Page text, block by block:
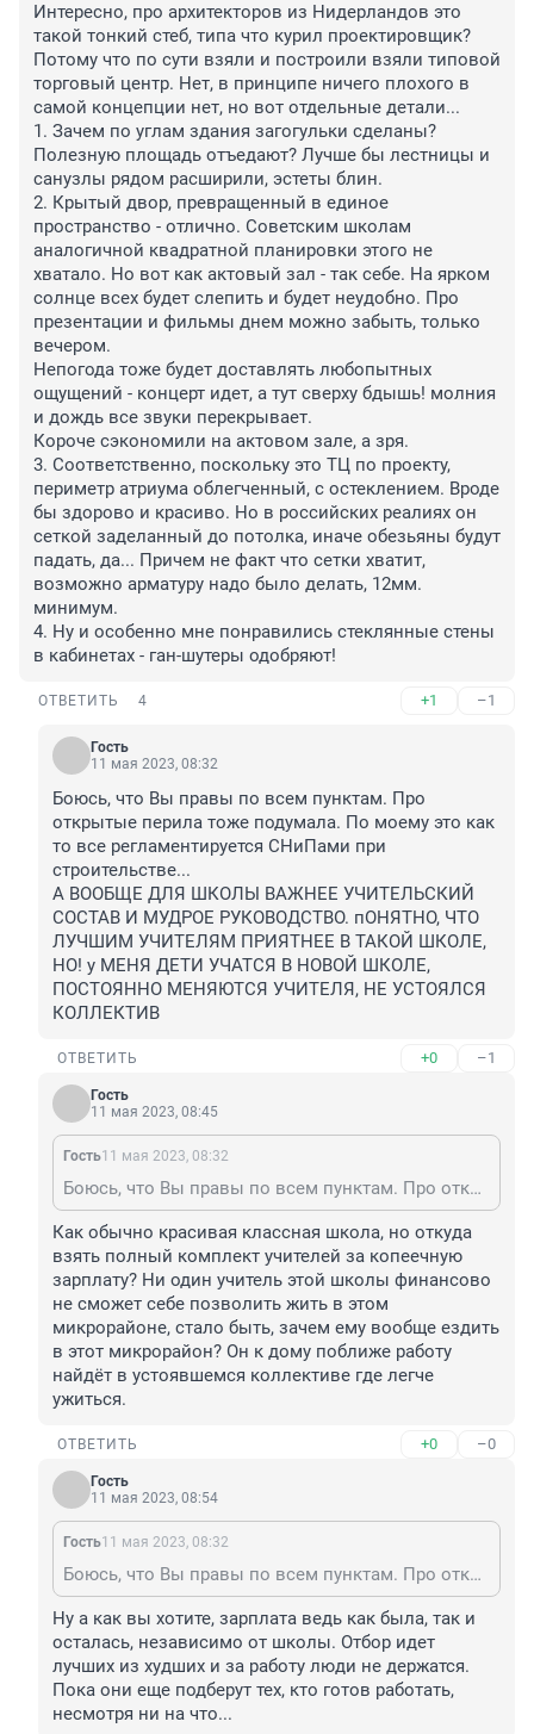
Интересно, про архитекторов из Нидерландов это
такой тонкий стеб, типа что курил проектировщик?
Потому что по сути взяли и построили взяли типовой
торговый центр. Нет, в принципе ничего плохого в
самой концепции нет, но вот отдельные детали...
1. Зачем по углам здания загогульки сделаны?
Полезную площадь отъедают? Лучше бы лестницы и
санузлы рядом расширили, эстеты блин.
2. Крытый двор, превращенный в единое
пространство - отлично. Советским школам
аналогичной квадратной планировки этого не
хватало. Но вот как актовый зал - так себе. На ярком
солнце всех будет слепить и будет неудобно. Про
презентации и фильмы днем можно забыть, только
вечером.
Непогода тоже будет доставлять любопытных
ощущений - концерт идет, а тут сверху бдышь! молния
и дождь все звуки перекрывает.
Короче сэкономили на актовом зале, а зря.
3. Соответственно, поскольку это ТЦ по проекту,
периметр атриума облегченный, с остеклением. Вроде
бы здорово и красиво. Но в российских реалиях он
сеткой заделанный до потолка, иначе обезьяны будут
падать, да... Причем не факт что сетки хватит,
возможно арматуру надо было делать, 12мм.
минимум.
4. Ну и особенно мне понравились стеклянные стены
в кабинетах - ган-шутеры одобряют!
ОТВЕТИТЬ 4 +1 –1
Гость
11 мая 2023, 08:32
Боюсь, что Вы правы по всем пунктам. Про
открытые перила тоже подумала. По моему это как
то все регламентируется СНиПами при
строительстве...
А ВООБЩЕ ДЛЯ ШКОЛЫ ВАЖНЕЕ УЧИТЕЛЬСКИЙ
СОСТАВ И МУДРОЕ РУКОВОДСТВО. пОНЯТНО, ЧТО
ЛУЧШИМ УЧИТЕЛЯМ ПРИЯТНЕЕ В ТАКОЙ ШКОЛЕ,
НО! у МЕНЯ ДЕТИ УЧАТСЯ В НОВОЙ ШКОЛЕ,
ПОСТОЯННО МЕНЯЮТСЯ УЧИТЕЛЯ, НЕ УСТОЯЛСЯ
КОЛЛЕКТИВ
ОТВЕТИТЬ +0 –1
Гость
11 мая 2023, 08:45
Гость11 мая 2023, 08:32
Боюсь, что Вы правы по всем пунктам. Про открытые перила тоже подумала. По моему это как то все регламентируется СНиПами при строительстве... А ВООБЩЕ ДЛЯ ШКОЛЫ ВАЖНЕЕ УЧИТЕЛЬСКИЙ СОСТАВ И МУДРОЕ РУКОВОДСТВО. пОНЯТНО, ЧТО ЛУЧШИМ УЧИТЕЛЯМ ПРИЯТНЕЕ В ТАКОЙ ШКОЛЕ, НО! у МЕНЯ ДЕТИ УЧАТСЯ В НОВОЙ ШКОЛЕ, ПОСТОЯННО МЕНЯЮТСЯ УЧИТЕЛЯ, НЕ УСТОЯЛСЯ КОЛЛЕКТИВ
Как обычно красивая классная школа, но откуда
взять полный комплект учителей за копеечную
зарплату? Ни один учитель этой школы финансово
не сможет себе позволить жить в этом
микрорайоне, стало быть, зачем ему вообще ездить
в этот микрорайон? Он к дому поближе работу
найдёт в устоявшемся коллективе где легче
ужиться.
ОТВЕТИТЬ +0 –0
Гость
11 мая 2023, 08:54
Гость11 мая 2023, 08:32
Боюсь, что Вы правы по всем пунктам. Про открытые перила тоже подумала. По моему это как то все регламентируется СНиПами при строительстве... А ВООБЩЕ ДЛЯ ШКОЛЫ ВАЖНЕЕ УЧИТЕЛЬСКИЙ СОСТАВ И МУДРОЕ РУКОВОДСТВО. пОНЯТНО, ЧТО ЛУЧШИМ УЧИТЕЛЯМ ПРИЯТНЕЕ В ТАКОЙ ШКОЛЕ, НО! у МЕНЯ ДЕТИ УЧАТСЯ В НОВОЙ ШКОЛЕ, ПОСТОЯННО МЕНЯЮТСЯ УЧИТЕЛЯ, НЕ УСТОЯЛСЯ КОЛЛЕКТИВ
Ну а как вы хотите, зарплата ведь как была, так и
осталась, независимо от школы. Отбор идет
лучших из худших и за работу люди не держатся.
Пока они еще подберут тех, кто готов работать,
несмотря ни на что...